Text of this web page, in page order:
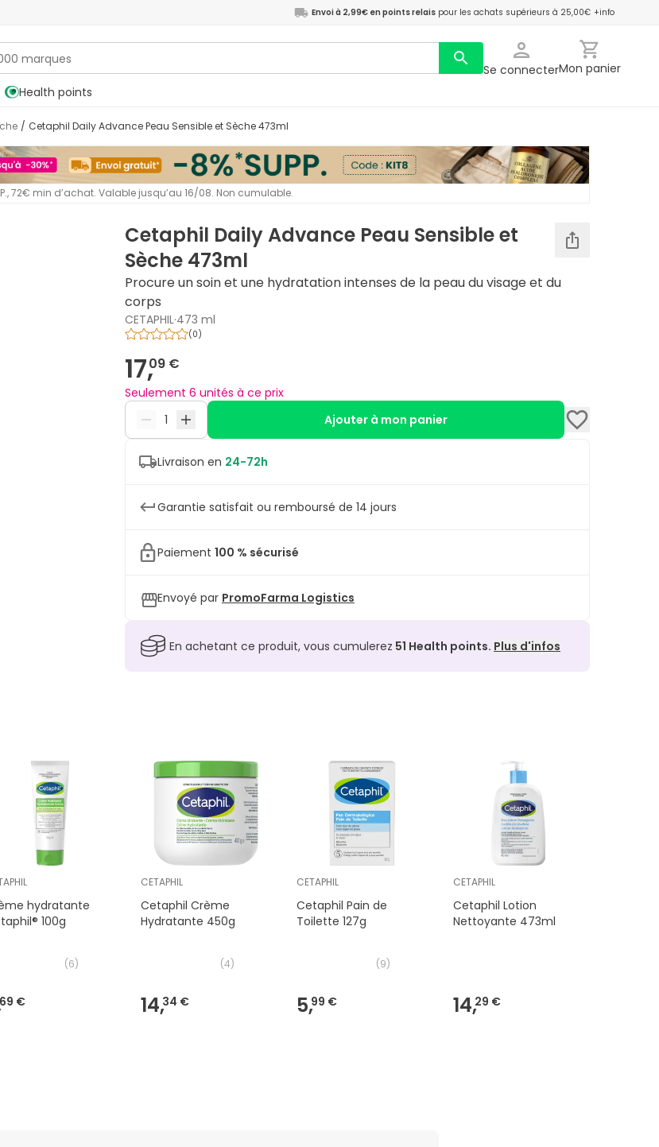
Envoi à 2,99€ en points relais pour les achats supérieurs à 25,00€ +info
Se connecterMon panier
Health points
/ Cetaphil Daily Advance Peau Sensible et Sèche 473ml
72€ min d’achat. Valable jusqu’au 16/08. Non cumulable.
Cetaphil Daily Advance Peau Sensible et
Sèche 473ml
Procure un soin et une hydratation intenses de la peau du visage et du
corps
CETAPHIL·473 ml
(0)
17,09 €
Seulement 6 unités à ce prix
Ajouter à mon panier
Livraison en 24-72h
Garantie satisfait ou remboursé de 14 jours
Paiement 100 % sécurisé
Envoyé par PromoFarma Logistics
En achetant ce produit, vous cumulerez 51 Health points. Plus d'infos
hydratante
100g
(6)
69 €
CETAPHIL
Cetaphil Crème
Hydratante 450g
(4)
14,34 €
CETAPHIL
Cetaphil Pain de
Toilette 127g
(9)
5,99 €
CETAPHIL
Cetaphil Lotion
Nettoyante 473ml
14,29 €